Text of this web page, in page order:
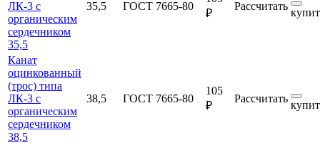
ЛК-3 с
органическим
сердечником
35,5
35,5 ГОСТ 7665-80
₽
Рассчитать
Канат
оцинкованный
(трос) типа
ЛК-3 с
органическим
сердечником
38,5
38,5 ГОСТ 7665-80
105
₽
Рассчитать